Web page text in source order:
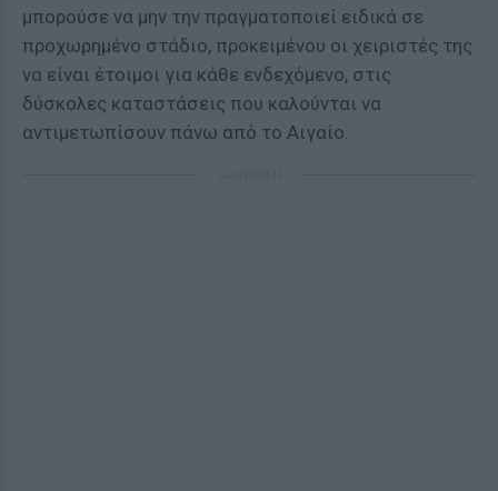
μπορούσε να μην την πραγματοποιεί ειδικά σε
προχωρημένο στάδιο, προκειμένου οι χειριστές της
να είναι έτοιμοι για κάθε ενδεχόμενο, στις
δύσκολες καταστάσεις που καλούνται να
αντιμετωπίσουν πάνω από το Αιγαίο.